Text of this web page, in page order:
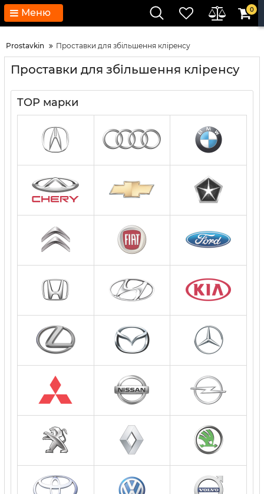
Меню 0
Prostavkin Проставки для збільшення кліренсу
Проставки для збільшення кліренсу
TOP марки